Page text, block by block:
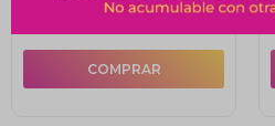
$ 412